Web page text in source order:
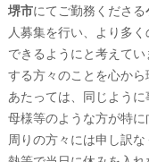
堺市にてご勤務くださる
人募集を行い、より多
できるようにと考えて
する方々のことを心か
あたっては、同じよう
母様等のような方が特に
周りの方々には申し訳